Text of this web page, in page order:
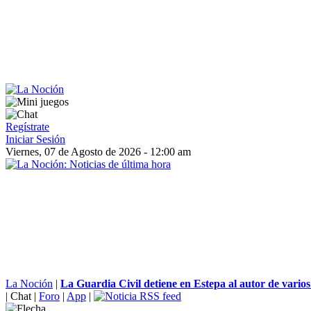
Regístrate
Iniciar Sesión
Viernes, 07 de Agosto de 2026 - 12:00 am
La Noción | La Guardia Civil detiene en Estepa al autor de
| Chat | Foro | App |